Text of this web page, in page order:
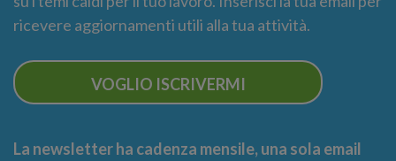
ricevere aggiornamenti utili alla tua attività.
VOGLIO ISCRIVERMI
La newsletter ha cadenza mensile, una sola email